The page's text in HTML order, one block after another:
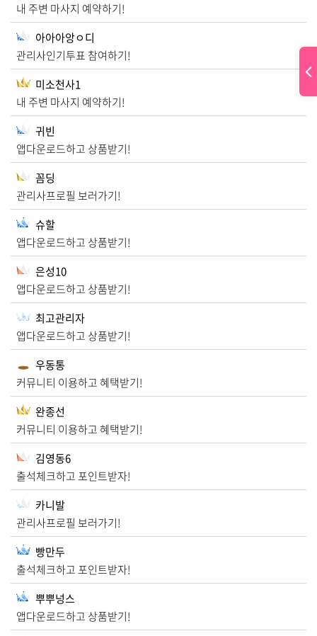
내 주변 마사지 예약하기!
아아아앙ㅇ디
관리사인기투표 참여하기!
미소천사1
내 주변 마사지 예약하기!
귀빈
앱다운로드하고 상품받기!
꼼딩
관리사프로필 보러가기!
슈할
앱다운로드하고 상품받기!
은성10
앱다운로드하고 상품받기!
최고관리자
앱다운로드하고 상품받기!
우동통
커뮤니티 이용하고 혜택받기!
완종선
커뮤니티 이용하고 혜택받기!
김영동6
출석체크하고 포인트받자!
카니발
관리사프로필 보러가기!
빵만두
출석체크하고 포인트받자!
뿌뿌넝스
앱다운로드하고 상품받기!